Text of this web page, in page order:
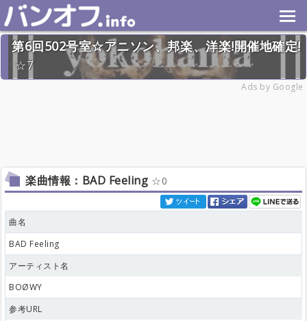
第6回502号室☆アニソン、邦楽、洋楽!開催地確定!
7
Ads by Google
楽曲情報：BAD Feeling 0
曲名
BAD Feeling
アーティスト名
BOØWY
参考URL